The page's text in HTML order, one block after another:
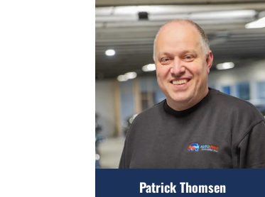
Patrick Thomsen